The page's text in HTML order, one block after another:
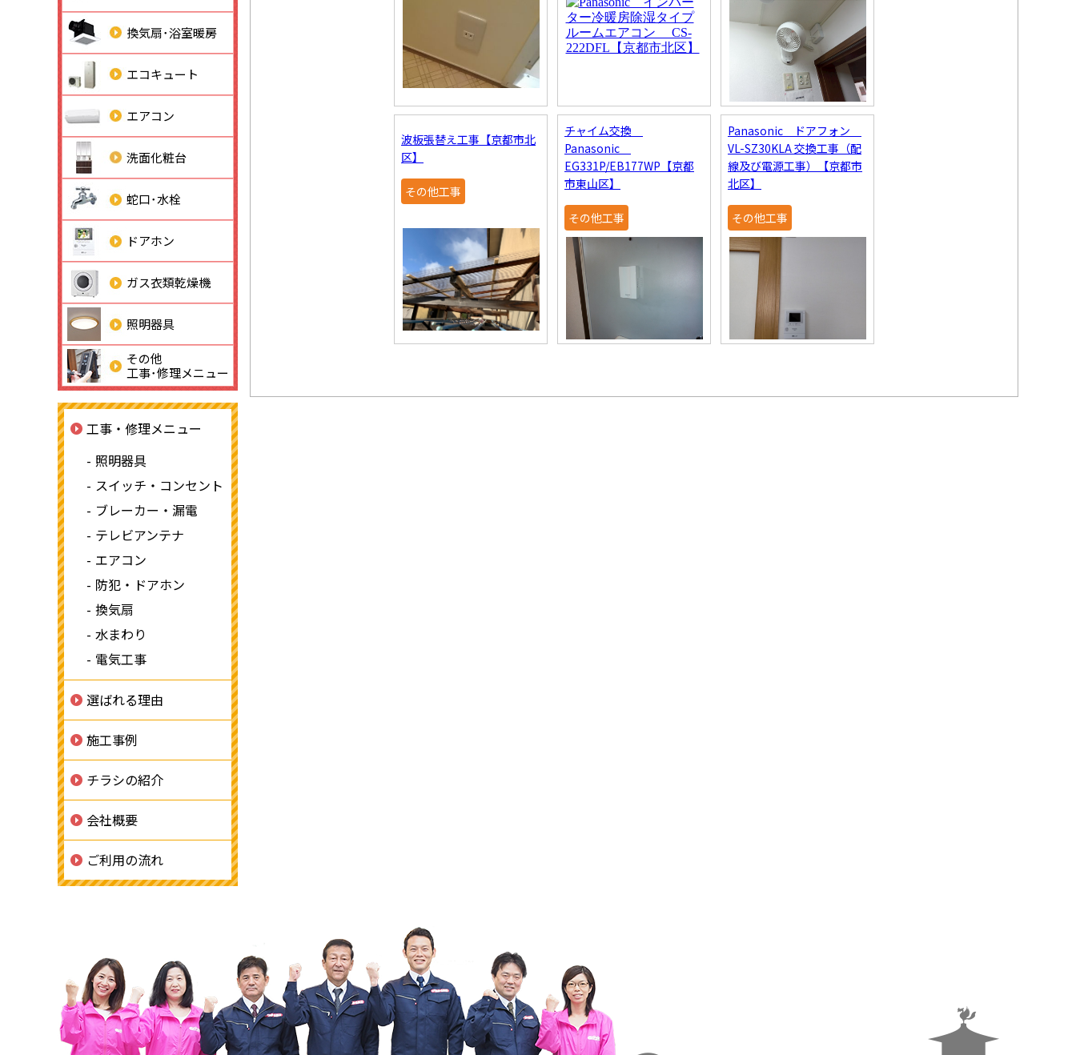
波板張替え工事【京都市北
区】
その他工事
チャイム交換
Panasonic
EG331P/EB177WP【京都
市東山区】
その他工事
Panasonic ドアフォン
VL-SZ30KLA 交換工事（配
線及び電源工事）【京都市
北区】
その他工事
換気扇･浴室暖房
エコキュート
エアコン
洗面化粧台
蛇口･水栓
ドアホン
ガス衣類乾燥機
照明器具
その他
工事･修理メニュー
工事・修理メニュー
照明器具
スイッチ・コンセント
ブレーカー・漏電
テレビアンテナ
エアコン
防犯・ドアホン
換気扇
水まわり
電気工事
選ばれる理由
施工事例
チラシの紹介
会社概要
ご利用の流れ